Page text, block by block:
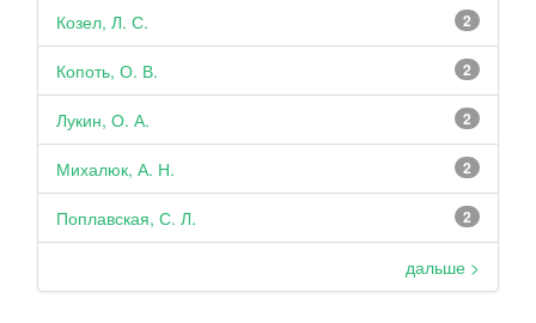
2
Козел, Л. С.
2
Копоть, О. В.
2
Лукин, О. А.
2
Михалюк, А. Н.
2
Поплавская, С. Л.
дальше >